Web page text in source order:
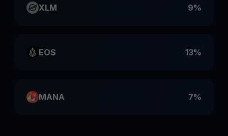
XLM 9%
EOS 13%
MANA 7%